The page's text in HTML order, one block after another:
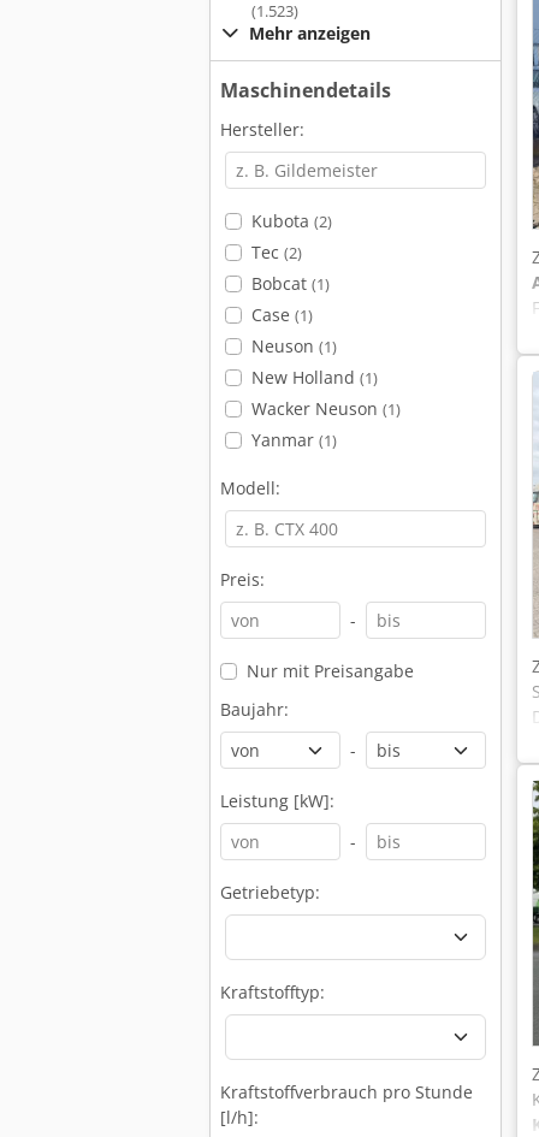
(1.523)
Mehr anzeigen
Maschinendetails
Hersteller:
Kubota (2)
Tec (2)
Bobcat (1)
Case (1)
Neuson (1)
New Holland (1)
Wacker Neuson (1)
Yanmar (1)
Modell:
Preis:
-
Nur mit Preisangabe
Baujahr:
-
Leistung [kW]:
-
Getriebetyp:
Kraftstofftyp:
Kraftstoffverbrauch pro Stunde
[l/h]: